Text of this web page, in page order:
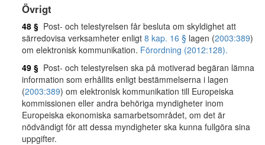
Övrigt
48 § Post- och telestyrelsen får besluta om skyldighet att
särredovisa verksamheter enligt 8 kap. 16 § lagen (2003:389)
om elektronisk kommunikation. Förordning (2012:128).
49 § Post- och telestyrelsen ska på motiverad begäran lämna
information som erhållits enligt bestämmelserna i lagen
(2003:389) om elektronisk kommunikation till Europeiska
kommissionen eller andra behöriga myndigheter inom
Europeiska ekonomiska samarbetsområdet, om det är
nödvändigt för att dessa myndigheter ska kunna fullgöra sina
uppgifter.